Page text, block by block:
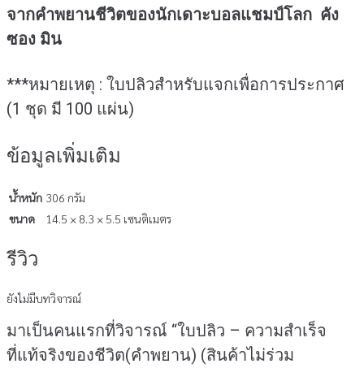
จากคำพยานชีวิตของนักเดาะบอลแชมป์โลก คัง
ซอง มิน
***หมายเหตุ : ใบปลิวสำหรับแจกเพื่อการประกาศ
(1 ชุด มี 100 แผ่น)
ข้อมูลเพิ่มเติม
น้ำหนัก 306 กรัม
ขนาด
14.5 × 8.3 × 5.5 เซนติเมตร
รีวิว
ยังไม่มีบทวิจารณ์
มาเป็นคนแรกที่วิจารณ์ “ใบปลิว – ความสำเร็จ
ที่แท้จริงของชีวิต(คำพยาน) (สินค้าไม่ร่วม